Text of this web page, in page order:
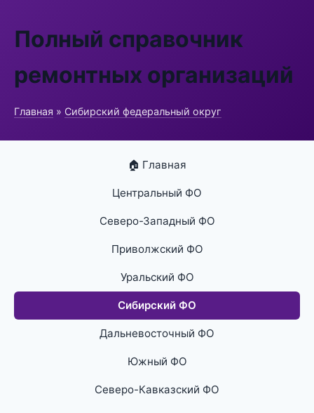
Полный справочник
ремонтных организаций
Главная » Сибирский федеральный округ
🏠 Главная
Центральный ФО
Северо-Западный ФО
Приволжский ФО
Уральский ФО
Сибирский ФО
Дальневосточный ФО
Южный ФО
Северо-Кавказский ФО